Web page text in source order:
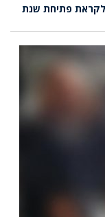
לקראת פתיחת שנת